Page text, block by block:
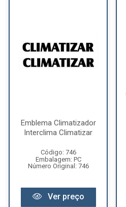
Emblema Climatizador
Interclima Climatizar
Código: 746
Embalagem: PC
Número Original: 746
Ver preço